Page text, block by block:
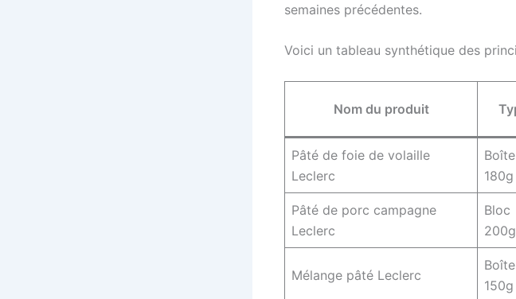
semaines précédentes.
Voici un tableau synthétique des
Nom du produit
Pâté de foie de volaille
Leclerc
Boîte
180g
Pâté de porc campagne
Leclerc
Bloc
200g
Mélange pâté Leclerc
Boîte
150g